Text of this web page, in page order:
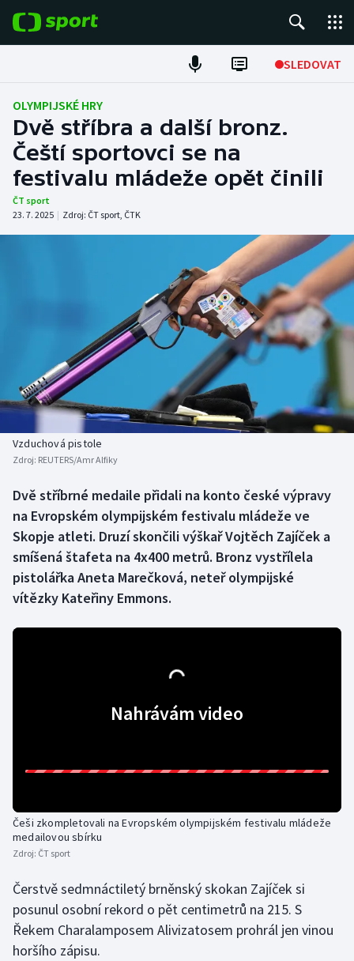
SLEDOVAT
Fotbal
Hokej
Tenis
Atletika
Americký fotbal
Baseball a softbal
Basketbal
Biatlon
Box
Curling
Dostihy
Florbal
Jezdectví
Judo
Krasobruslení
Lezení
NEPŘEHLÉDNĚTE
Soutěže
Historické návraty
Aplikace ČT sport
OLYMPIJSKÉ HRY
Dvě stříbra a další bronz.
Čeští sportovci se na
festivalu mládeže opět činili
ČT sport
23. 7. 2025 | Zdroj: ČT sport, ČTK
Vzduchová pistole
Zdroj: REUTERS/Amr Alfiky
Dvě stříbrné medaile přidali na konto české výpravy
na Evropském olympijském festivalu mládeže ve
Skopje atleti. Druzí skončili výškař Vojtěch Zajíček a
smíšená štafeta na 4x400 metrů. Bronz vystřílela
pistolářka Aneta Marečková, neteř olympijské
vítězky Kateřiny Emmons.
Nahrávám video
Češi zkompletovali na Evropském olympijském festivalu mládeže
medailovou sbírku
Zdroj: ČT sport
Čerstvě sedmnáctiletý brněnský skokan Zajíček si
posunul osobní rekord o pět centimetrů na 215. S
Řekem Charalamposem Alivizatosem prohrál jen vinou
horšího zápisu.